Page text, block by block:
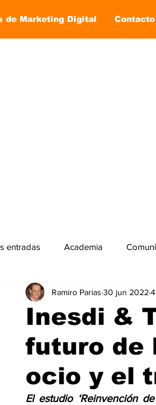
de Marketing Digital Contacto
entradas Academia
Marketing Digital
Media Marketing Turismo On
Eventos
Inesdi &
futuro de
ocio y el
Ramiro Parias 30 jun 2022
El estudio ‘Reinvención